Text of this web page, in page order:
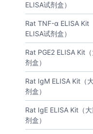
ELISA试剂盒）
Rat TNF-α ELISA Kit
ELISA试剂盒）
Rat PGE2 ELISA Kit
剂盒）
Rat IgM ELISA Kit（
剂盒）
Rat IgE ELISA Kit（
剂盒）